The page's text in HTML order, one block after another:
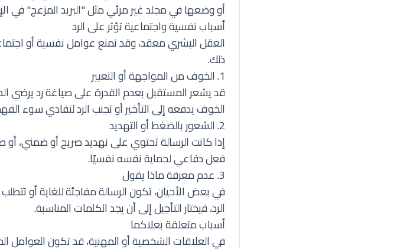
أو وضعها في مجلد غير مرئي مثل "البريد المزعج" في
أسباب نفسية واجتماعية تؤثر على الرد
العقل البشري معقد، وقد تمنع عوامل نفسية أو
ذلك.
1. الخوف من المواجهة أو التعبير
قد يشعر المستقبل بعدم القدرة على صياغة رد يرضي
الخوف يدفعه إلى التأخير أو تجنب الرد لتفادي سوء
2. الشعور بالضغط أو التهديد
إذا كانت الرسالة تحتوي على تهديد صريح أو ضمني،
فعل دفاعي لحماية نفسه نفسيًا.
3. عدم معرفة ماذا يقول
في بعض الأحيان، تكون الرسالة مفاجئة للغاية أو
الرد، فيختار التأجيل إلى أن يجد الكلمات المناسبة.
أسباب متعلقة بعلاكما
في العلاقات الشخصية أو المهنية، قد تكون العوامل